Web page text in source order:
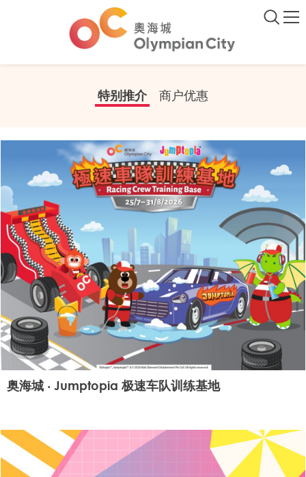
特别推介 商户优惠
奥海城 ‧ Jumptopia 极速车队训练基地